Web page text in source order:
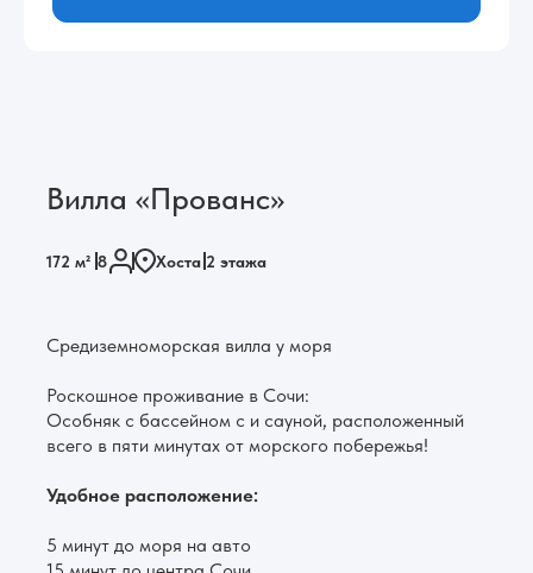
Вилла «Прованс»
Средиземноморская вилла у моря
Роскошное проживание в Сочи:
Особняк с бассейном с и сауной, расположенный
всего в пяти минутах от морского побережья!
Удобное расположение:
5 минут до моря на авто
172 м² 8 Хоста 2 этажа